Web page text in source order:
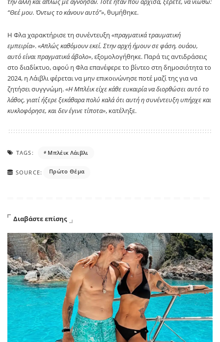
“Θεέ μου. Όντως το κάνουν αυτό”», θυμήθηκε.
Η Φλα χαρακτήρισε τη συνέντευξη «πραγματικά τραυματική
εμπειρία».«Απλώς καθόμουν εκεί. Στην αρχή ήμουν σε φάση, ουάου,
αυτό είναι πραγματικά άβολο», εξομολογήθηκε. Παρά τις αντιδράσεις
στο διαδίκτυο, αφού η Φλα επανέφερε το βίντεο στη δημοσιότητα το
2024, η Λάιβλι φέρεται να μην επικοινώνησε ποτέ μαζί της για να
ζητήσει συγγνώμη.«Η Μπλέικ είχε κάθε ευκαιρία να διορθώσει αυτό το
λάθος, γιατί ήξερε ξεκάθαρα πολύ καλά ότι αυτή η συνέντευξη υπήρχε και
κυκλοφόρησε, και δεν έγινε τίποτα», κατέληξε.
TAGS: Μπλέικ Λάιβλι
SOURCE: Πρώτο Θέμα
Διαβάστε επίσης